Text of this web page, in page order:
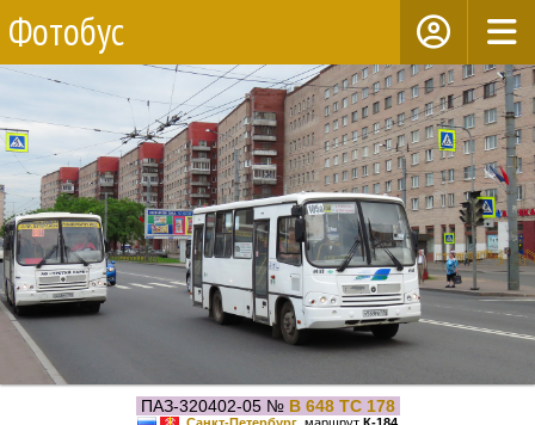
Фотобус
ПАЗ-320402-05 № В 648 ТС 178